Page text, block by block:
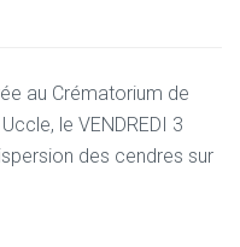
au Crématorium de
le VENDREDI 3
des cendres sur